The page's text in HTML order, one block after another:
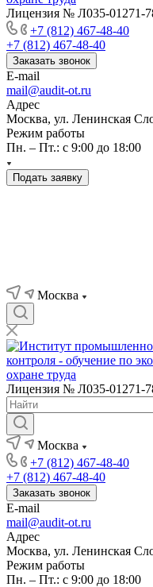
Лицензия № Л035-01271-
+7 (812) 467-48-40
+7 (812) 467-48-40
Заказать звонок
E-mail
mail@audit-ot.ru
Адрес
Москва, ул. Ленинская
Режим работы
Пн. – Пт.: с 9:00 до 18:00
Подать заявку
Москва
Лицензия № Л035-01271-
Москва
+7 (812) 467-48-40
+7 (812) 467-48-40
Заказать звонок
E-mail
mail@audit-ot.ru
Адрес
Москва, ул. Ленинская
Режим работы
Пн. – Пт.: с 9:00 до 18:00